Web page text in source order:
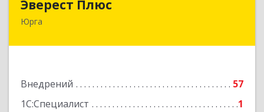
Эверест Плюс
Юрга
Внедрений
57
1С:Специалист
1
652055, Кемеровская обл, Юрга г, Московская